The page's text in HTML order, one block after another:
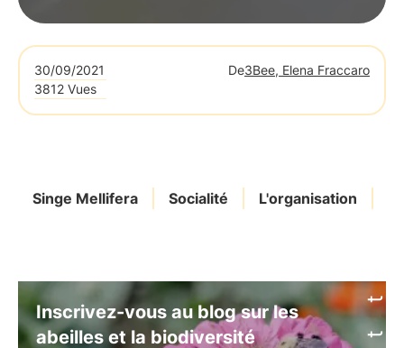
30/09/2021 De3Bee, Elena Fraccaro
3812 Vues
Singe Mellifera Socialité L'organisation
Inscrivez-vous au blog sur les
abeilles et la biodiversité